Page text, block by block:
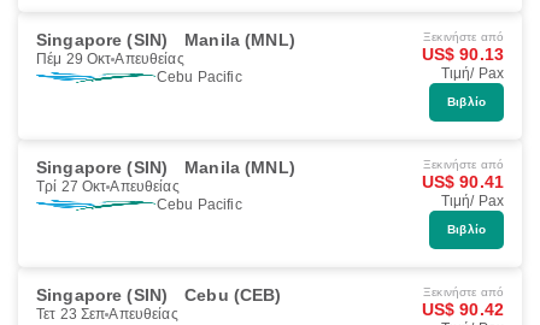
Singapore (SIN) Manila (MNL)
Πέμ 29 Οκτ Απευθείας
Cebu Pacific
Ξεκινήστε από
US$ 90.13
Τιμή/ Pax
Βιβλίο
Singapore (SIN) Manila (MNL)
Τρί 27 Οκτ Απευθείας
Cebu Pacific
Ξεκινήστε από
US$ 90.41
Τιμή/ Pax
Βιβλίο
Singapore (SIN) Cebu (CEB)
Τετ 23 Σεπ Απευθείας
Ξεκινήστε από
US$ 90.42